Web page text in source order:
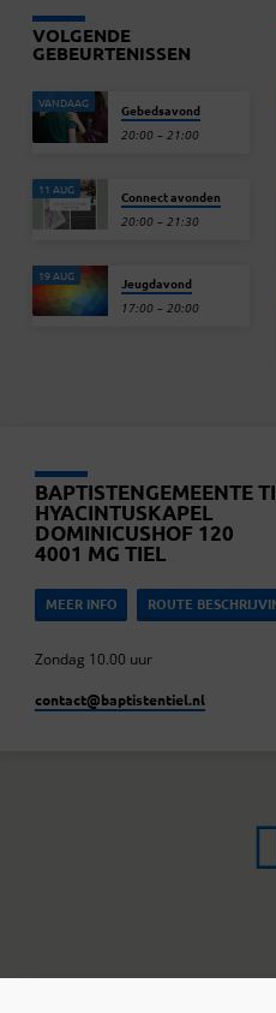
VOLGENDE
GEBEURTENISSEN
VANDAAG Gebedsavond
20:00 – 21:00
11 AUG Connect avonden
20:00 – 21:30
19 AUG Jeugdavond
17:00 – 20:00
BAPTISTENGEMEENTE
HYACINTUSKAPEL
DOMINICUSHOF 120
4001 MG TIEL
MEER INFO ROUTE
Zondag 10.00 uur
contact​@baptistentiel.nl